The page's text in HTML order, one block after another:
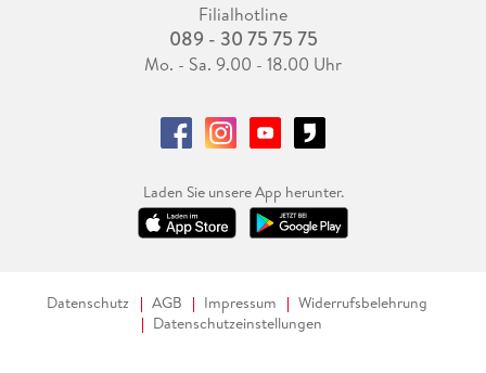
Filialhotline
089 - 30 75 75 75
Mo. - Sa. 9.00 - 18.00 Uhr
Laden Sie unsere App herunter.
Datenschutz AGB Impressum
Widerrufsbelehrung
Datenschutzeinstellungen